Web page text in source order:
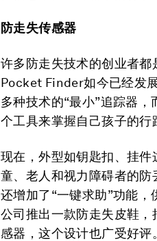
防走失传感器
许多防走失技术的创业者
Pocket Finder如今已经发
多种技术的“最小”追踪器
个工具来掌握自己孩子的行
现在，外型如钥匙扣、挂
童、老人和视力障碍者的
还增加了“一键求助”功能
公司推出一款防走失皮鞋
感器，这个设计也广受好评。